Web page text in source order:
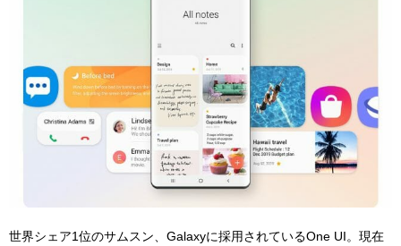
世界シェア1位のサムスン、Galaxyに採用されているOne UI。現在